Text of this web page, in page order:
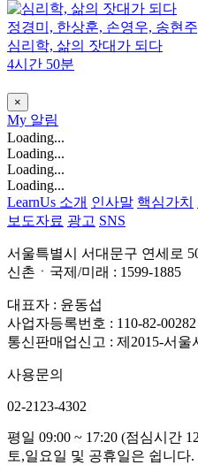
정경미, 한상훈, 손영우, 송현
심리학, 삶의 잣대가 되다
4시간 50분
×
My 알림
Loading...
Loading...
Loading...
Loading...
LearnUs 소개 인사말 핵심가치
보도자료 광고 SNS
서울특별시 서대문구 연세로
신촌ㆍ국제/미래 : 1599-1885
대표자 : 윤동섭
사업자등록번호 : 110-82-00282
통신판매업신고 : 제2015-서울
사용문의
02-2123-4302
평일 09:00 ~ 17:20 (점심시간
토,일요일 및 공휴일은 쉽니다.